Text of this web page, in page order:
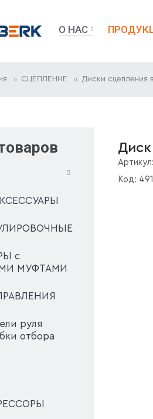
О НАС
СЦЕПЛЕНИЕ Диски сцепления
с
МУФТАМИ
руля
отбора
Артикул:
Код: